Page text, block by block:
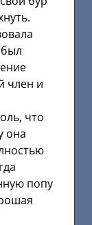
член и
что
она
попу